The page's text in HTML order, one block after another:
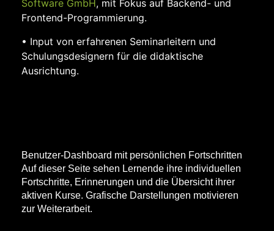
Software GmbH, mit Fokus auf Backend- und
Frontend-Programmierung.
• Input von erfahrenen Seminarleitern und
Schulungsdesignern für die didaktische
Ausrichtung.
Benutzer-Dashboard mit persönlichen Fortschritten
Auf dieser Seite sehen Lernende ihre individuellen
Fortschritte, Erinnerungen und die Übersicht ihrer
aktiven Kurse. Grafische Darstellungen motivieren
zur Weiterarbeit.